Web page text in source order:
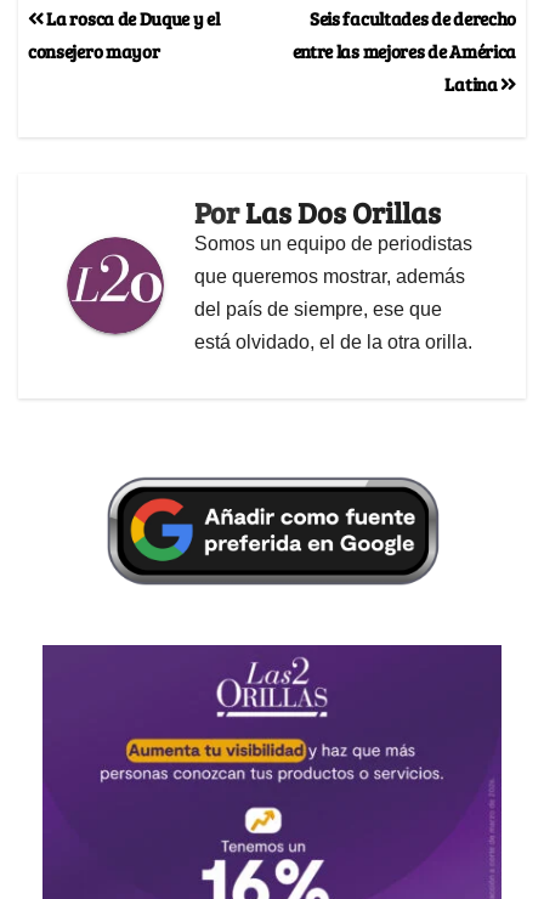
Seis facultades de derecho
entre las mejores de América
Latina
La rosca de Duque y el
consejero mayor
PorLas Dos Orillas
Somos un equipo de periodistas
que queremos mostrar, además
del país de siempre, ese que
está olvidado, el de la otra orilla.